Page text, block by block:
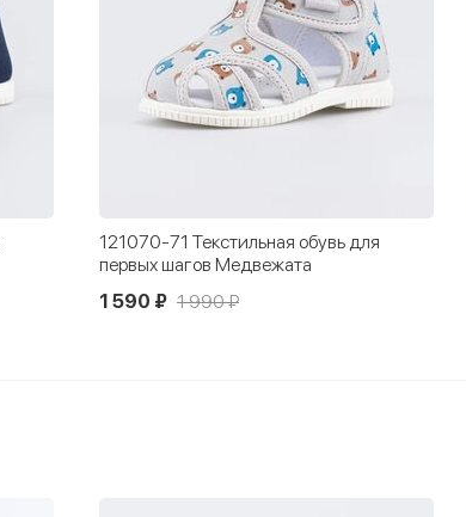
121070-71 Текстильная обувь для
первых шагов Медвежата
1 590 ₽ 1 990 ₽